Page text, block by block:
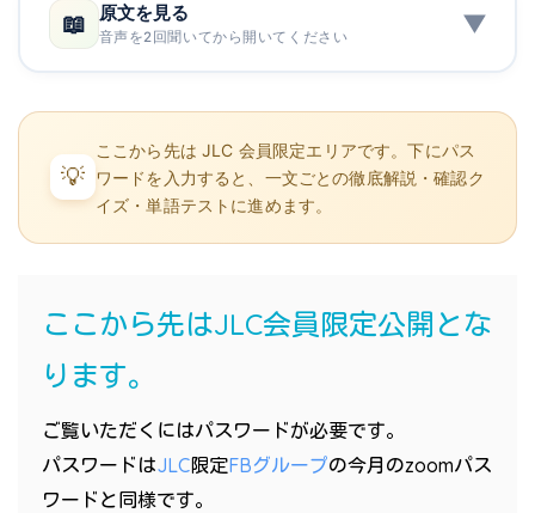
📖 原文を見る
音声を2回聞いてから開いてください ▼
💡
ここから先は JLC 会員限定エリアです。下にパス
ワードを入力すると、一文ごとの徹底解説・確認ク
イズ・単語テストに進めます。
ここから先はJLC会員限定公開とな
ります。
ご覧いただくにはパスワードが必要です。
パスワードはJLC限定FBグループの今月のzoomパス
ワードと同様です。